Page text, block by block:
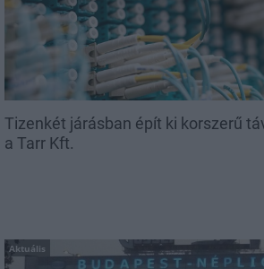
Tizenkét járásban épít ki korszerű
a Tarr Kft.
Aktuális